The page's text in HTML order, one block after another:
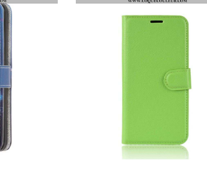
COQUE SAMSUNG GALAXY M21 THUNDER SERIES